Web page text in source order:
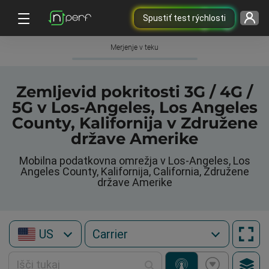
Spustiť test rýchlosti
Merjenje v teku
Zemljevid pokritosti 3G / 4G /
5G v Los-Angeles, Los Angeles
County, Kalifornija v Združene
države Amerike
Mobilna podatkovna omrežja v Los-Angeles, Los
Angeles County, Kalifornija, California, Združene
države Amerike
US